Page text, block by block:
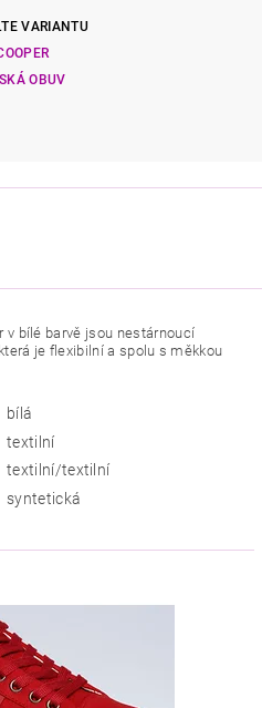
VARIANTU
OBUV
v bílé barvě jsou nestárnoucí
je flexibilní a spolu s měkkou
bílá
textilní
textilní/textilní
syntetická